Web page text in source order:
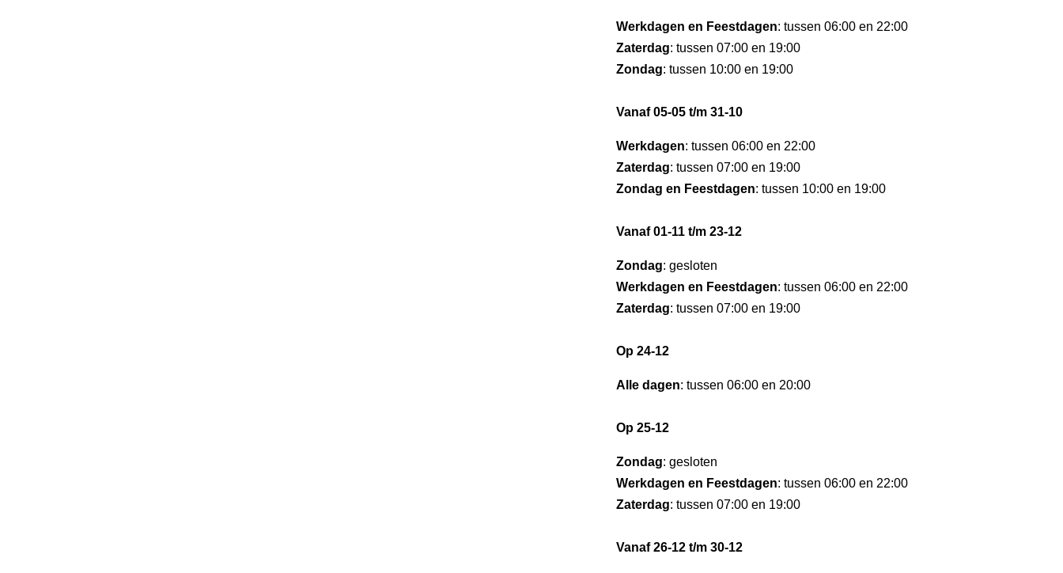
Werkdagen en Feestdagen: tussen 06:00 en 22:00
Zaterdag: tussen 07:00 en 19:00
Zondag: tussen 10:00 en 19:00
Vanaf 05-05 t/m 31-10
Werkdagen: tussen 06:00 en 22:00
Zaterdag: tussen 07:00 en 19:00
Zondag en Feestdagen: tussen 10:00 en 19:00
Vanaf 01-11 t/m 23-12
Zondag: gesloten
Werkdagen en Feestdagen: tussen 06:00 en 22:00
Zaterdag: tussen 07:00 en 19:00
Op 24-12
Alle dagen: tussen 06:00 en 20:00
Op 25-12
Zondag: gesloten
Werkdagen en Feestdagen: tussen 06:00 en 22:00
Zaterdag: tussen 07:00 en 19:00
Vanaf 26-12 t/m 30-12